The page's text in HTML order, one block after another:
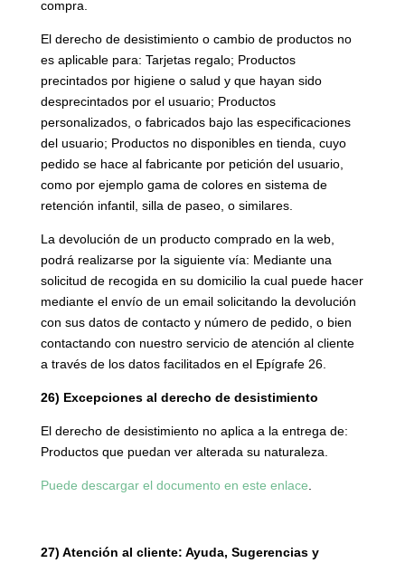
compra.
El derecho de desistimiento o cambio de productos no
es aplicable para: Tarjetas regalo; Productos
precintados por higiene o salud y que hayan sido
desprecintados por el usuario; Productos
personalizados, o fabricados bajo las especificaciones
del usuario; Productos no disponibles en tienda, cuyo
pedido se hace al fabricante por petición del usuario,
como por ejemplo gama de colores en sistema de
retención infantil, silla de paseo, o similares.
La devolución de un producto comprado en la web,
podrá realizarse por la siguiente vía: Mediante una
solicitud de recogida en su domicilio la cual puede hacer
mediante el envío de un email solicitando la devolución
con sus datos de contacto y número de pedido, o bien
contactando con nuestro servicio de atención al cliente
a través de los datos facilitados en el Epígrafe 26.
26) Excepciones al derecho de desistimiento
El derecho de desistimiento no aplica a la entrega de:
Productos que puedan ver alterada su naturaleza.
Puede descargar el documento en este enlace
27) Atención al cliente: Ayuda, Sugerencias y